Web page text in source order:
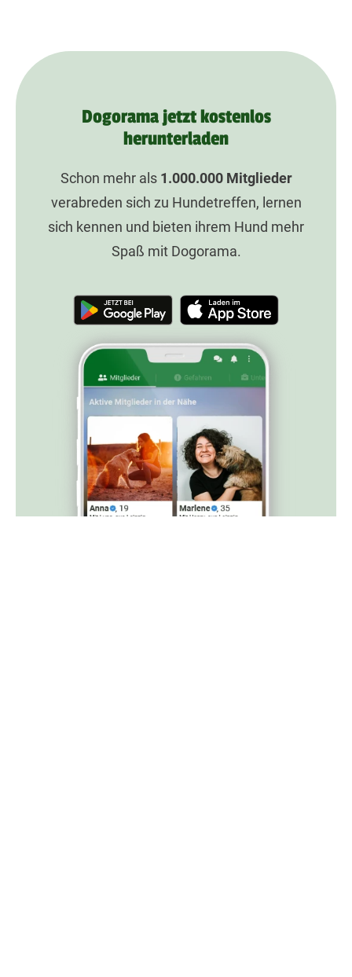
Dogorama jetzt kostenlos
herunterladen
Schon mehr als 1.000.000Mitglieder
verabreden sich zu Hundetreffen, lernen
sich kennen und bieten ihrem Hund mehr
Spaß mit Dogorama.